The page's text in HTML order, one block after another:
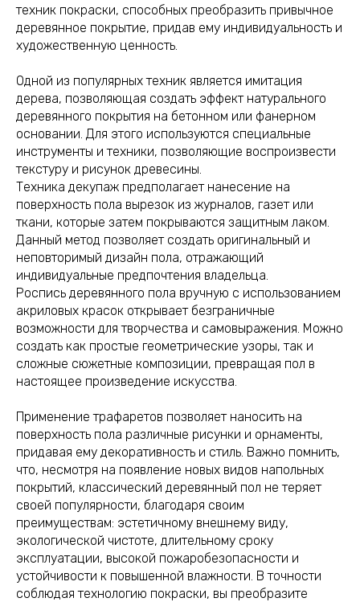
техник покраски, способных преобразить привычное
деревянное покрытие, придав ему индивидуальность и
художественную ценность.
Одной из популярных техник является имитация
дерева, позволяющая создать эффект натурального
деревянного покрытия на бетонном или фанерном
основании. Для этого используются специальные
инструменты и техники, позволяющие воспроизвести
текстуру и рисунок древесины.
Техника декупаж предполагает нанесение на
поверхность пола вырезок из журналов, газет или
ткани, которые затем покрываются защитным лаком.
Данный метод позволяет создать оригинальный и
неповторимый дизайн пола, отражающий
индивидуальные предпочтения владельца.
Роспись деревянного пола вручную с использованием
акриловых красок открывает безграничные
возможности для творчества и самовыражения. Можно
создать как простые геометрические узоры, так и
сложные сюжетные композиции, превращая пол в
настоящее произведение искусства.
Применение трафаретов позволяет наносить на
поверхность пола различные рисунки и орнаменты,
придавая ему декоративность и стиль. Важно помнить,
что, несмотря на появление новых видов напольных
покрытий, классический деревянный пол не теряет
своей популярности, благодаря своим
преимуществам: эстетичному внешнему виду,
экологической чистоте, длительному сроку
эксплуатации, высокой пожаробезопасности и
устойчивости к повышенной влажности. В точности
соблюдая технологию покраски, вы преобразите